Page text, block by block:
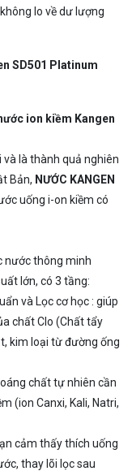
lo về dư lượng
SD501 Platinum
ion kiềm Kangen
là thành quả nghiên
Bản, NƯỚC KANGEN
uống i-on kiềm có
nước thông minh
lớn, có 3 tầng:
và Lọc cơ học : giúp
chất Clo (Chất tẩy
kim loại từ đường ống
chất tự nhiên cần
(ion Canxi, Kali, Natri,
cảm thấy thích uống
thay lõi lọc sau